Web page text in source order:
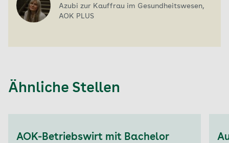
Azubi zur Kauffrau im Gesundheitswesen,
AOK PLUS
Ähnliche Stellen
AOK-Betriebswirt mit Bachelor